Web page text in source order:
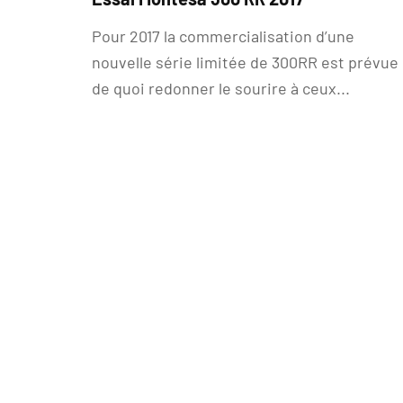
Pour 2017 la commercialisation d’une
nouvelle série limitée de 300RR est prévue
de quoi redonner le sourire à ceux...